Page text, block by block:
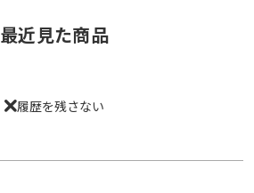
最近見た商品
履歴を残さない